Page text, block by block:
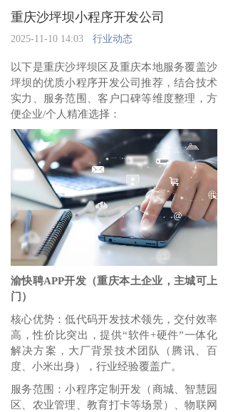
重庆沙坪坝小程序开发公司
2025-11-10 14:03 行业动态
以下是重庆沙坪坝区及重庆本地服务覆盖沙
坪坝的优质小程序开发公司推荐，结合技术
实力、服务范围、客户口碑等维度整理，方
便企业/个人精准选择：
渝快聘APP开发（重庆本土企业，主城可上
门）
核心优势：低代码开发技术领先，交付效率
高，性价比突出，提供“软件+硬件”一体化
解决方案，大厂背景技术团队（腾讯、百
度、小米出身），行业经验覆盖广。
服务范围：小程序定制开发（商城、智慧园
区、农业管理、教育打卡等场景）、物联网